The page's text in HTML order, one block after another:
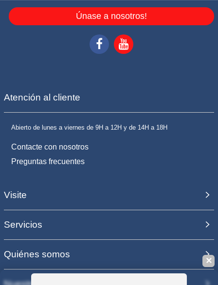
Únase a nosotros!
Atención al cliente
Abierto de lunes a viernes de 9H a 12H y de 14H a 18H
Contacte con nosotros
Preguntas frecuentes
Visite
Servicios
Quiénes somos
✕